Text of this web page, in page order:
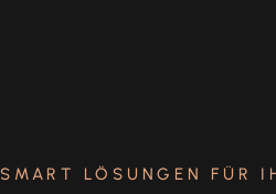
SMART LÖSUNGEN FÜR